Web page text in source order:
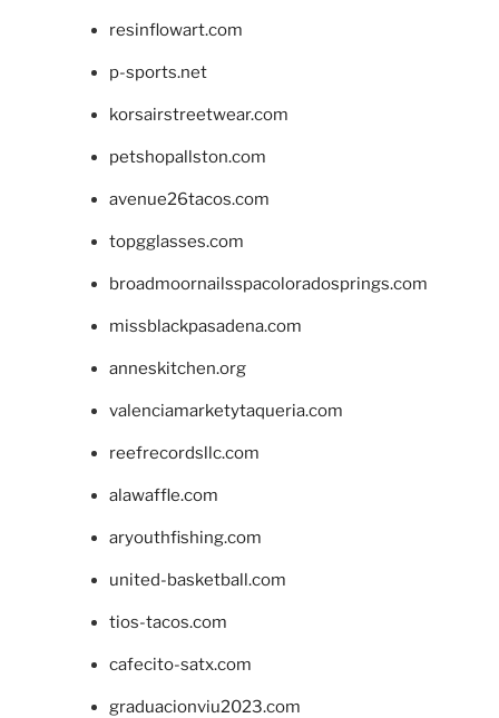
resinflowart.com
p-sports.net
korsairstreetwear.com
petshopallston.com
avenue26tacos.com
topgglasses.com
broadmoornailsspacoloradosprings.com
missblackpasadena.com
anneskitchen.org
valenciamarketytaqueria.com
reefrecordsllc.com
alawaffle.com
aryouthfishing.com
united-basketball.com
tios-tacos.com
cafecito-satx.com
graduacionviu2023.com